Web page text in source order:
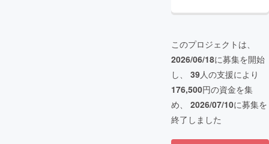
このプロジェクトは、
2026/06/18に募集を開始
し、 39人の支援により
176,500円の資金を集
め、 2026/07/10に募集を
終了しました